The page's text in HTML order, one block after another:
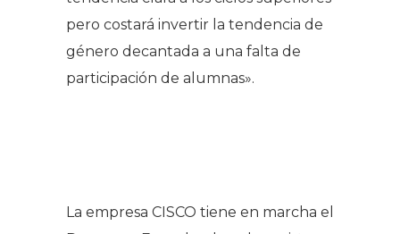
pero costará invertir la tendencia de
género decantada a una falta de
participación de alumnas».
La empresa CISCO tiene en marcha el